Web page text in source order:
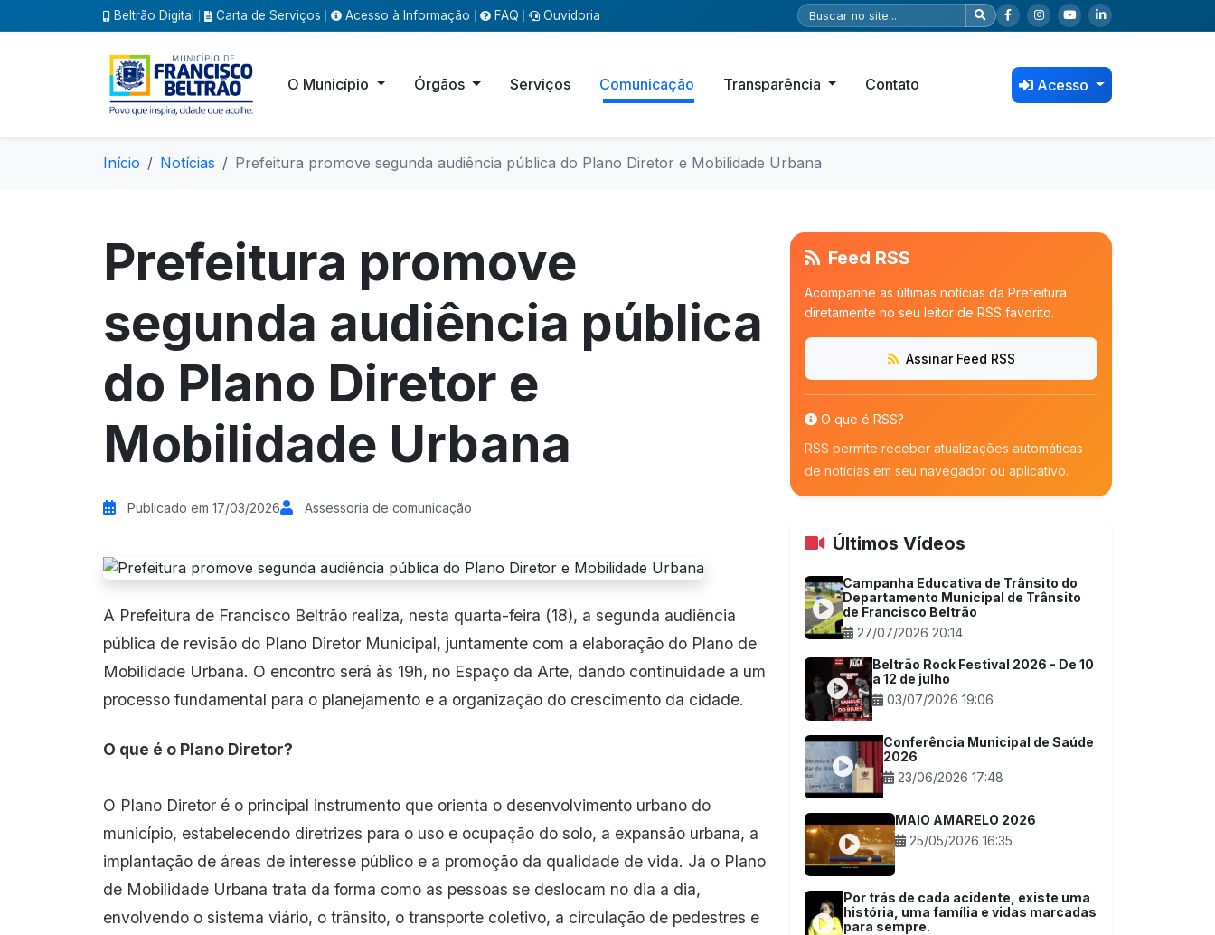
Beltrão Digital Carta de Serviços Acesso à Informação FAQ Ouvidoria
O Município Órgãos Serviços Comunicação Transparência Contato Acesso
Início Notícias Prefeitura promove segunda audiência pública do Plano Diretor e Mobilidade Urbana
Prefeitura promove
segunda audiência pública
do Plano Diretor e
Mobilidade Urbana
Publicado em 17/03/2026 Assessoria de comunicação
A Prefeitura de Francisco Beltrão realiza, nesta quarta-feira (18), a segunda audiência
pública de revisão do Plano Diretor Municipal, juntamente com a elaboração do Plano de
Mobilidade Urbana. O encontro será às 19h, no Espaço da Arte, dando continuidade a um
processo fundamental para o planejamento e a organização do crescimento da cidade.
O que é o Plano Diretor?
O Plano Diretor é o principal instrumento que orienta o desenvolvimento urbano do
município, estabelecendo diretrizes para o uso e ocupação do solo, a expansão urbana, a
implantação de áreas de interesse público e a promoção da qualidade de vida. Já o Plano
de Mobilidade Urbana trata da forma como as pessoas se deslocam no dia a dia,
envolvendo o sistema viário, o trânsito, o transporte coletivo, a circulação de pedestres e
Feed RSS
Acompanhe as últimas notícias da Prefeitura
diretamente no seu leitor de RSS favorito.
Assinar Feed RSS
O que é RSS?
RSS permite receber atualizações automáticas
de notícias em seu navegador ou aplicativo.
Últimos Vídeos
Campanha Educativa de Trânsito do
Departamento Municipal de Trânsito
de Francisco Beltrão
27/07/2026 20:14
Beltrão Rock Festival 2026 - De 10
a 12 de julho
03/07/2026 19:06
Conferência Municipal de Saúde
2026
23/06/2026 17:48
MAIO AMARELO 2026
25/05/2026 16:35
Por trás de cada acidente, existe uma
história, uma família e vidas marcadas
para sempre.